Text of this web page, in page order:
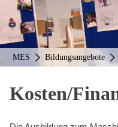
Betriebe & Partner
Kollegium
Unsere Schule
Schulleben
MES Bildungsangebote
Kosten/